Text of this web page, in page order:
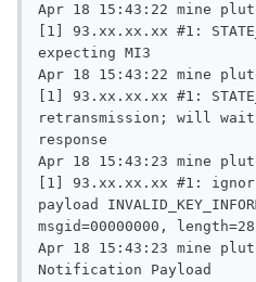
Apr 18 15:43:22 mine
[1] 93.xx.xx.xx #1:
expecting MI3
Apr 18 15:43:22 mine
[1] 93.xx.xx.xx #1:
retransmission; will
response
Apr 18 15:43:23 mine
[1] 93.xx.xx.xx #1:
payload
msgid=00000000, length=28
Apr 18 15:43:23 mine
Notification Payload